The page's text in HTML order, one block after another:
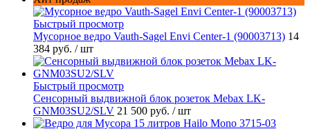
Быстрый просмотр
Мусорное ведро Vauth-Sagel Envi Center-1 (90003713) 14
384 руб. / шт
Быстрый просмотр
Сенсорный выдвижной блок розеток Mebax LK-
GNM03SU2/SLV 21 500 руб. / шт